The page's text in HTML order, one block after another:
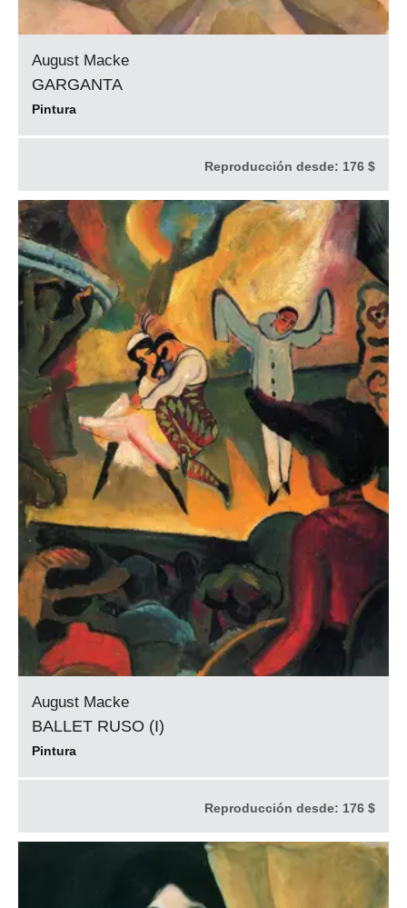
August Macke
GARGANTA
Pintura
Reproducción desde: 176 $
August Macke
BALLET RUSO (I)
Pintura
Reproducción desde: 176 $